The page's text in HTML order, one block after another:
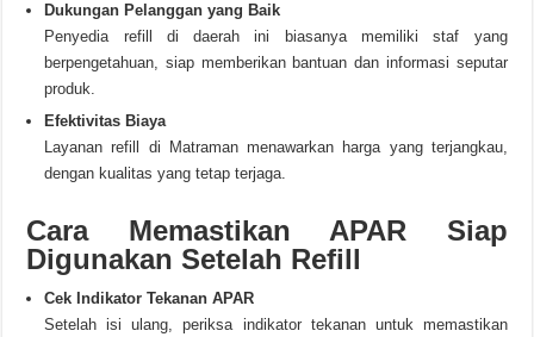
Dukungan Pelanggan yang Baik
Penyedia refill di daerah ini biasanya memiliki staf yang
berpengetahuan, siap memberikan bantuan dan informasi seputar
produk.
Efektivitas Biaya
Layanan refill di Matraman menawarkan harga yang terjangkau,
dengan kualitas yang tetap terjaga.
Cara Memastikan APAR Siap
Digunakan Setelah Refill
Cek Indikator Tekanan APAR
Setelah isi ulang, periksa indikator tekanan untuk memastikan